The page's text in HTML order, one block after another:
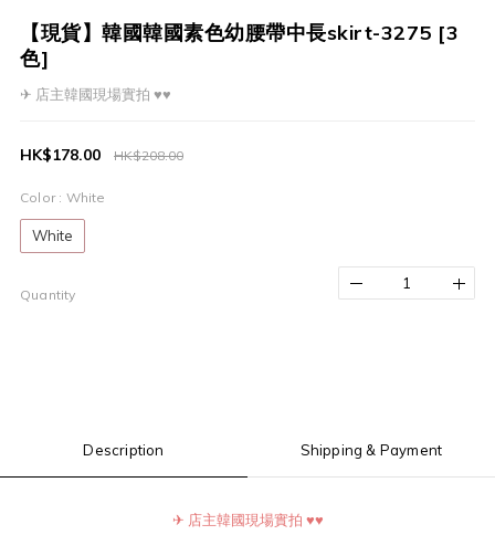
【現貨】韓國韓國素色幼腰帶中長skirt-3275 [3
色]
✈ 店主韓國現場實拍 ♥♥
HK$208.00
HK$178.00
Color : White
White
Quantity
Description Shipping & Payment
✈ 店主韓國現場實拍 ♥♥